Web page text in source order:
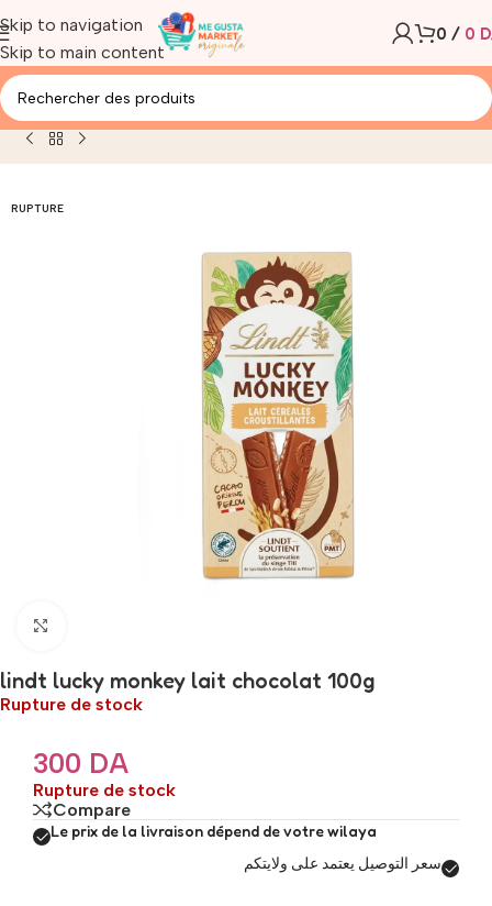
Skip to navigation
Skip to main content
0 / 0
Accueil/Produit/lindt lucky monkey lait chocolat 100g
RUPTURE
lindt lucky monkey lait chocolat 100g
Rupture de stock
300 DA
Rupture de stock
Compare
Le prix de la livraison dépend de votre wilaya
سعر التوصيل يعتمد على ولايتكم